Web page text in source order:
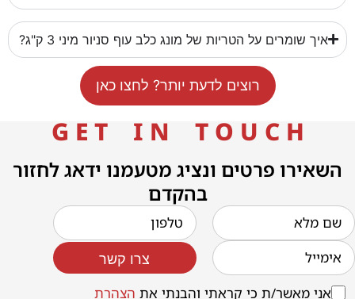
איך שומרים על הטריות של מונג כלב עוף סניור מיני 3 ק"ג?
רוצים לדעת יותר? לחצו כאן
G E T I N T O U C H
השאירו פרטים ונציג מטעמנו ידאג לחזור
בהקדם
אני מאשר/ת כי קראתי והבנתי את הצהרת
צרו קשר